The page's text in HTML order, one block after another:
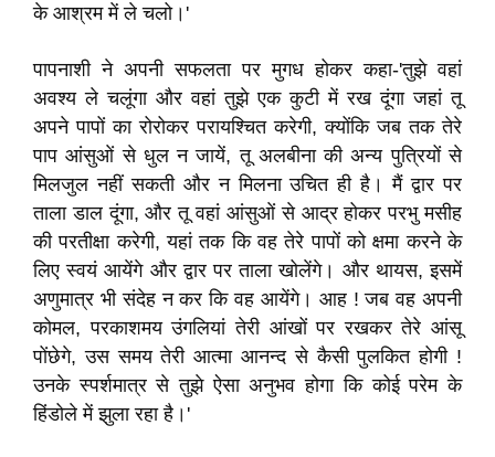
के आश्रम में ले चलो।'
पापनाशी ने अपनी सफलता पर मुगध होकर कहा-'तुझे वहां
अवश्य ले चलूंगा और वहां तुझे एक कुटी में रख दूंगा जहां तू
अपने पापों का रोरोकर परायश्चित करेगी, क्योंकि जब तक तेरे
पाप आंसुओं से धुल न जायें, तू अलबीना की अन्य पुत्रियों से
मिलजुल नहीं सकती और न मिलना उचित ही है। मैं द्वार पर
ताला डाल दूंगा, और तू वहां आंसुओं से आद्र होकर परभु मसीह
की परतीक्षा करेगी, यहां तक कि वह तेरे पापों को क्षमा करने के
लिए स्वयं आयेंगे और द्वार पर ताला खोलेंगे। और थायस, इसमें
अणुमात्र भी संदेह न कर कि वह आयेंगे। आह ! जब वह अपनी
कोमल, परकाशमय उंगलियां तेरी आंखों पर रखकर तेरे आंसू
पोंछेगे, उस समय तेरी आत्मा आनन्द से कैसी पुलकित होगी !
उनके स्पर्शमात्र से तुझे ऐसा अनुभव होगा कि कोई परेम के
हिंडोले में झुला रहा है।'